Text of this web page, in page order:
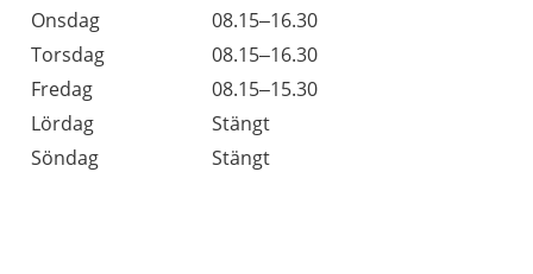
Onsdag
08.15–16.30
Torsdag
08.15–16.30
Fredag
08.15–15.30
Lördag
Stängt
Söndag
Stängt